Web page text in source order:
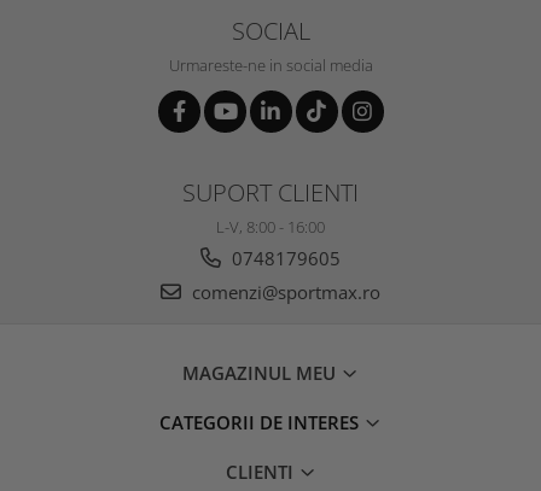
SOCIAL
Urmareste-ne in social media
SUPORT CLIENTI
L-V, 8:00 - 16:00
0748179605
comenzi@sportmax.ro
MAGAZINUL MEU
CATEGORII DE INTERES
CLIENTI